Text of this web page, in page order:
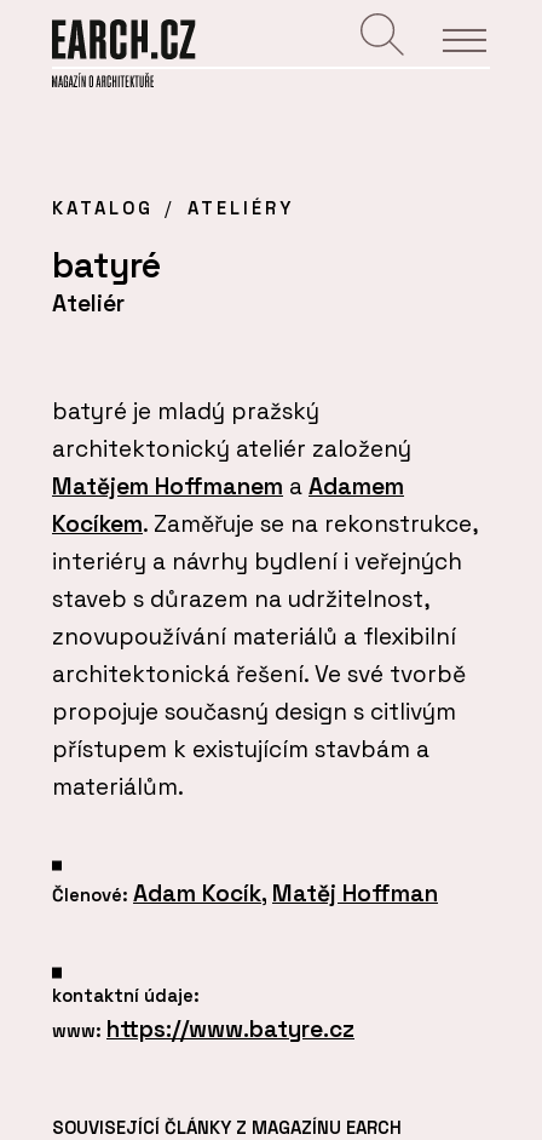
KATALOG ATELIÉRY
batyré
Ateliér
batyré je mladý pražský
architektonický ateliér založený
Matějem Hoffmanem a Adamem
Kocíkem. Zaměřuje se na rekonstrukce,
interiéry a návrhy bydlení i veřejných
staveb s důrazem na udržitelnost,
znovupoužívání materiálů a flexibilní
architektonická řešení. Ve své tvorbě
propojuje současný design s citlivým
přístupem k existujícím stavbám a
materiálům.
Členové: Adam Kocík, Matěj Hoffman
kontaktní údaje:
www: https://www.batyre.cz
SOUVISEJÍCÍ ČLÁNKY Z MAGAZÍNU EARCH